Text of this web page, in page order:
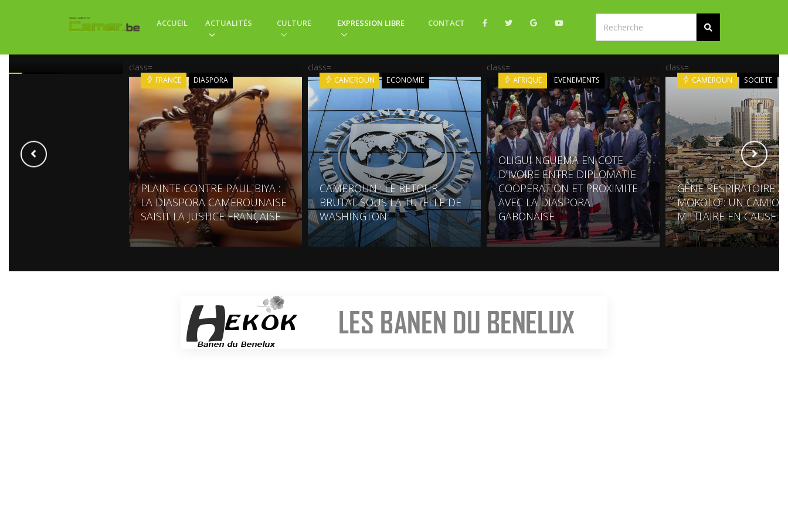
ACCUEIL ACTUALITÉS CULTURE EXPRESSION LIBRE CONTACT
22 SAUVETAGES
class=
FRANCE DIASPORA
PLAINTE CONTRE PAUL BIYA :
LA DIASPORA CAMEROUNAISE
SAISIT LA JUSTICE FRANÇAISE
class=
CAMEROUN ECONOMIE
CAMEROUN : LE RETOUR
BRUTAL SOUS LA TUTELLE DE
WASHINGTON
class=
AFRIQUE EVENEMENTS
OLIGUI NGUEMA EN COTE
D’IVOIRE ENTRE DIPLOMATIE
COOPERATION ET PROXIMITE
AVEC LA DIASPORA
GABONAISE
class=
CAMEROUN SOCIETE
GÊNE RESPIRATOIRE
MOKOLO : UN CAMION
MILITAIRE EN CAUSE